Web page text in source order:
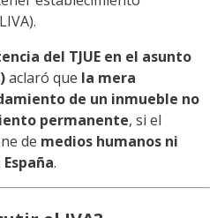
del TJUE en el asunto
aclaró que la mera
de un inmueble no
permanente, si el
de medios humanos ni
.